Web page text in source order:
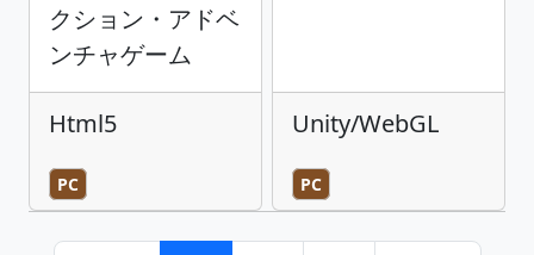
クション・アドベ
ンチャゲーム
Html5
PC
Unity/WebGL
PC